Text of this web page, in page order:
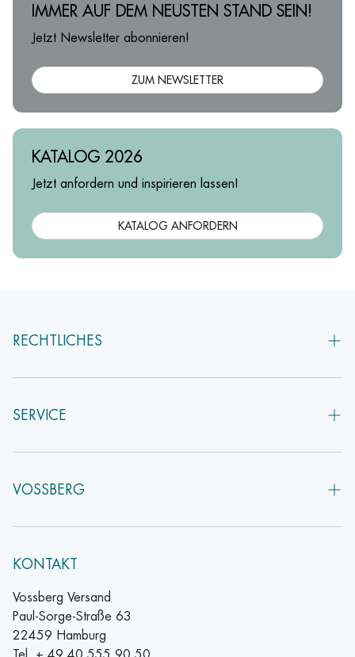
IMMER AUF DEM NEUSTEN STAND SEIN!
Jetzt Newsletter abonnieren!
ZUM NEWSLETTER
KATALOG 2026
Jetzt anfordern und inspirieren lassen!
KATALOG ANFORDERN
RECHTLICHES
AGB
Impressum
SERVICE
FAQs - häufige Fragen
Versand & Lieferung
VOSSBERG
Über uns
Kontakt
Newsletter
Katalog anfordern
KONTAKT
Vossberg Versand
Paul-Sorge-Straße 63
22459 Hamburg